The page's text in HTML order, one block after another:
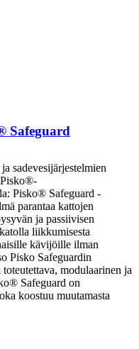
Safeguard
sadevesijärjestelmien
Pisko®-
Pisko® Safeguard -
parantaa kattojen
ja passiivisen
liikkumisesta
kävijöille ilman
Pisko Safeguardin
modulaarinen ja
Safeguard on
koostuu muutamasta